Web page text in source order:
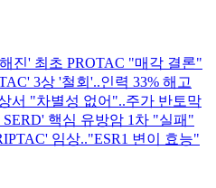
진' 최초 PROTAC "매각 결론"
3상 '철회'..인력 33% 해고
서 "차별성 없어"..주가 반토막
핵심 유방암 1차 "실패"
임상.."ESR1 변이 효능"